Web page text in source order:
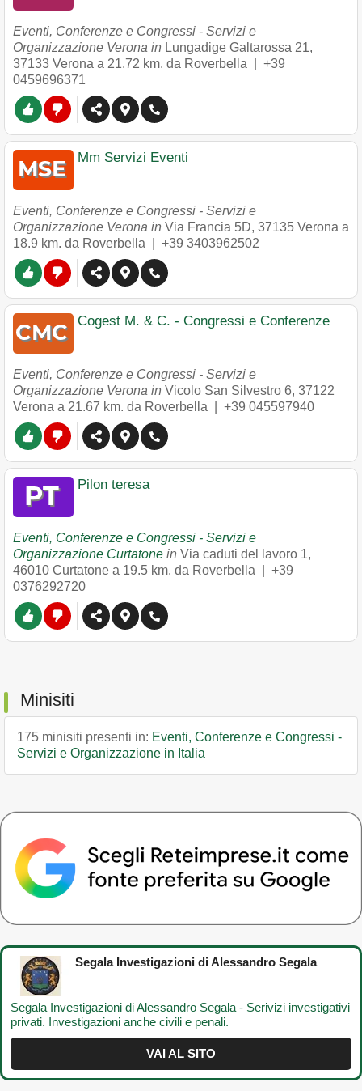
Eventi, Conferenze e Congressi - Servizi e
Organizzazione Verona in Lungadige Galtarossa 21,
37133 Verona a 21.72 km. da Roverbella | +39
0459696371
Mm Servizi Eventi
Eventi, Conferenze e Congressi - Servizi e
Organizzazione Verona in Via Francia 5D, 37135 Verona a
18.9 km. da Roverbella | +39 3403962502
Cogest M. & C. - Congressi e Conferenze
Eventi, Conferenze e Congressi - Servizi e
Organizzazione Verona in Vicolo San Silvestro 6, 37122
Verona a 21.67 km. da Roverbella | +39 045597940
Pilon teresa
Eventi, Conferenze e Congressi - Servizi e
Organizzazione Curtatone in Via caduti del lavoro 1,
46010 Curtatone a 19.5 km. da Roverbella | +39
0376292720
Minisiti
175 minisiti presenti in: Eventi, Conferenze e Congressi -
Servizi e Organizzazione in Italia
Segala Investigazioni di Alessandro Segala
Segala Investigazioni di Alessandro Segala - Serivizi investigativi
privati. Investigazioni anche civili e penali.
VAI AL SITO